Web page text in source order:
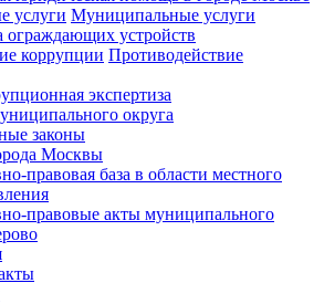
услуги Муниципальные услуги
ограждающих устройств
коррупции Противодействие
экспертиза
округа
законы
Москвы
правовая база в области местного
правовые акты муниципального